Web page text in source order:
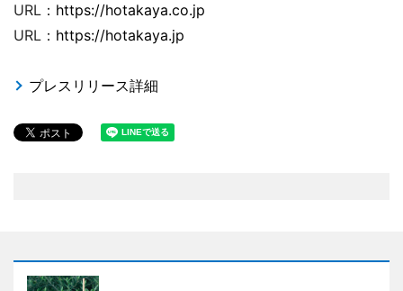
URL： https://hotakaya.co.jp
URL： https://hotakaya.jp
プレスリリース詳細